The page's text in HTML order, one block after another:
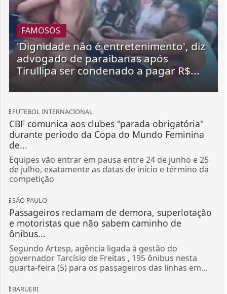
FAMOSOS
'Dignidade não é entretenimento', diz
advogado de paraibanas após
Tirullipa ser condenado a pagar R$...
FUTEBOL INTERNACIONAL
CBF comunica aos clubes "parada obrigatória"
durante período da Copa do Mundo Feminina
de...
Equipes vão entrar em pausa entre 24 de junho e 25
de julho, exatamente as datas de início e término da
competição
SÃO PAULO
Passageiros reclamam de demora, superlotação
e motoristas que não sabem caminho de
ônibus...
Segundo Artesp, agência ligada à gestão do
governador Tarcísio de Freitas , 195 ônibus nesta
quarta-feira (5) para os passageiros das linhas em...
BARUERI